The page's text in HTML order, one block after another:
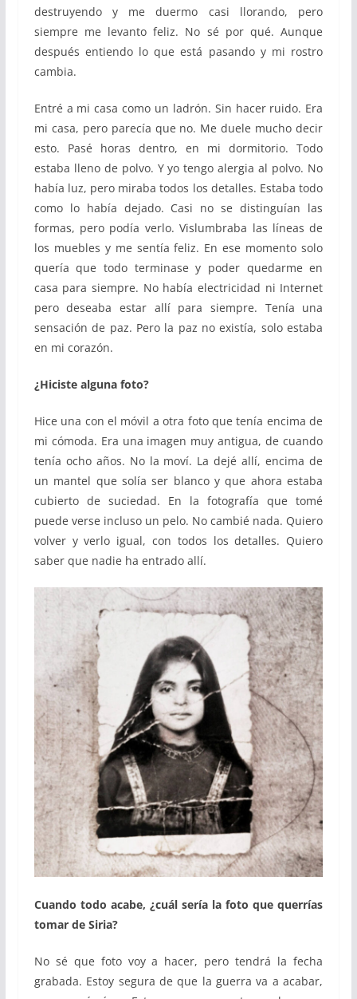
destruyendo y me duermo casi llorando, pero
siempre me levanto feliz. No sé por qué. Aunque
después entiendo lo que está pasando y mi rostro
cambia.
Entré a mi casa como un ladrón. Sin hacer ruido. Era
mi casa, pero parecía que no. Me duele mucho decir
esto. Pasé horas dentro, en mi dormitorio. Todo
estaba lleno de polvo. Y yo tengo alergia al polvo. No
había luz, pero miraba todos los detalles. Estaba todo
como lo había dejado. Casi no se distinguían las
formas, pero podía verlo. Vislumbraba las líneas de
los muebles y me sentía feliz. En ese momento solo
quería que todo terminase y poder quedarme en
casa para siempre. No había electricidad ni Internet
pero deseaba estar allí para siempre. Tenía una
sensación de paz. Pero la paz no existía, solo estaba
en mi corazón.
¿Hiciste alguna foto?
Hice una con el móvil a otra foto que tenía encima de
mi cómoda. Era una imagen muy antigua, de cuando
tenía ocho años. No la moví. La dejé allí, encima de
un mantel que solía ser blanco y que ahora estaba
cubierto de suciedad. En la fotografía que tomé
puede verse incluso un pelo. No cambié nada. Quiero
volver y verlo igual, con todos los detalles. Quiero
saber que nadie ha entrado allí.
Cuando todo acabe, ¿cuál sería la foto que querrías
tomar de Siria?
No sé que foto voy a hacer, pero tendrá la fecha
grabada. Estoy segura de que la guerra va a acabar,